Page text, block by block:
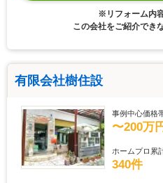
※リフォーム内
この会社をご紹介でき
有限会社樹住設
事例中心価格
〜200万
ホームプロ累
340件